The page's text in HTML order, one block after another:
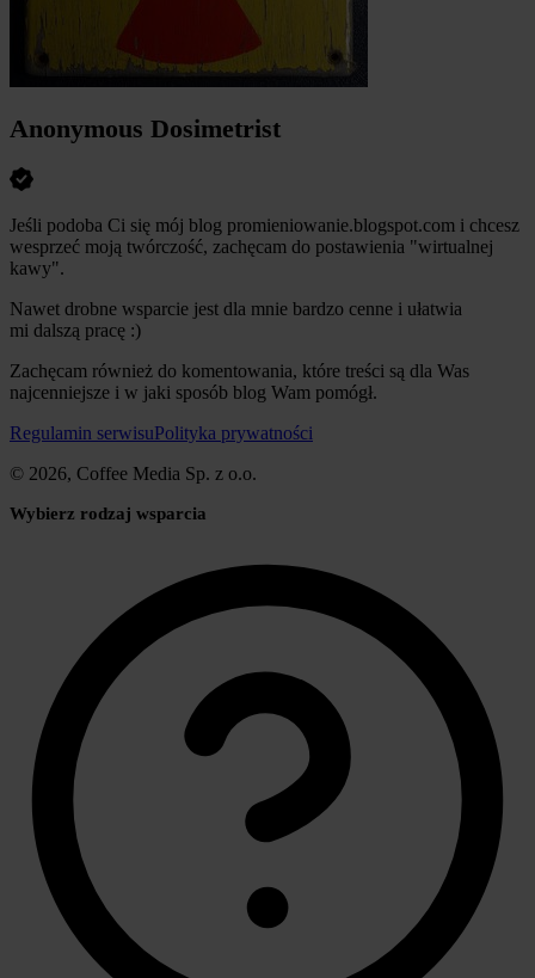
Anonymous Dosimetrist
Jeśli podoba Ci się mój blog promieniowanie.blogspot.com i chcesz
wesprzeć moją twórczość, zachęcam do postawienia "wirtualnej
kawy".
Nawet drobne wsparcie jest dla mnie bardzo cenne i ułatwia
mi dalszą pracę :)
Zachęcam również do komentowania, które treści są dla Was
najcenniejsze i w jaki sposób blog Wam pomógł.
Regulamin serwisuPolityka prywatności
© 2026, Coffee Media Sp. z o.o.
Wybierz rodzaj wsparcia